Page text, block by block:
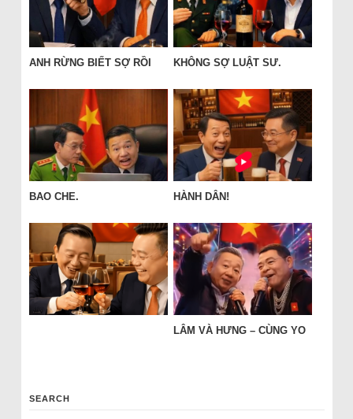
ANH RỪNG BIẾT SỢ RỒI KHÔNG SỢ LUẬT SƯ.
BAO CHE. HÀNH DÂN!
LÂM VÀ HƯNG – CÙNG YO
SEARCH